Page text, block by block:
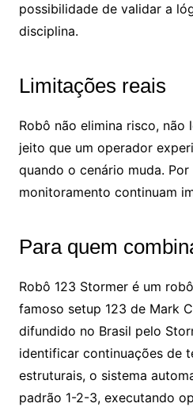
possibilidade de validar a
disciplina.
Limitações reais
Robô não elimina risco, não
jeito que um operador
quando o cenário muda.
monitoramento continuam
Para quem
Robô 123 Stormer é um
famoso setup 123 de Mark
difundido no Brasil pelo
identificar continuações de
estruturais, o sistema
padrão 1-2-3, executando